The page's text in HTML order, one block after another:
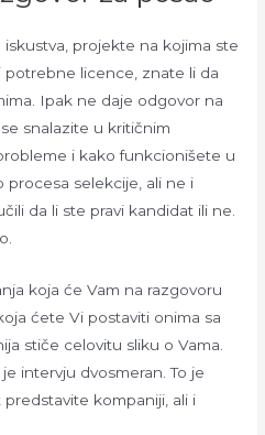
projekte na kojima ste
potrebne licence, znate li da
Ipak ne daje odgovor na
snalazite u kritičnim
i kako funkcionišete u
procesa selekcije, ali ne i
da li ste pravi kandidat ili ne.
koja će Vam na razgovoru
ćete Vi postaviti onima sa
stiče celovitu sliku o Vama.
intervju dvosmeran. To je
kompaniji, ali i